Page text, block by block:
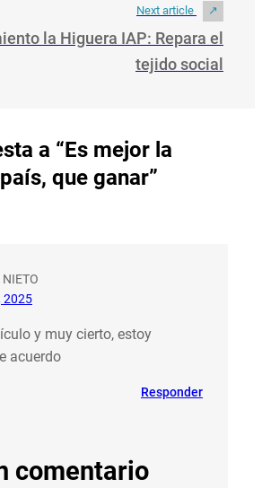
Next article
la Higuera IAP: Repara el
tejido social
a “Es mejor la
que ganar”
2025
y muy cierto, estoy
acuerdo
Responder
comentario